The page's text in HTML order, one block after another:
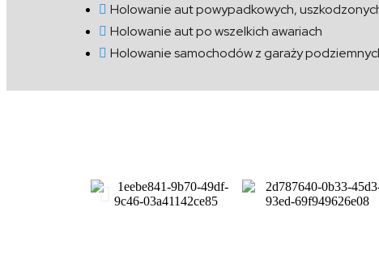
Holowanie aut powypadkowych,
Holowanie aut po wszelkich awariach
Holowanie samochodów z garaży